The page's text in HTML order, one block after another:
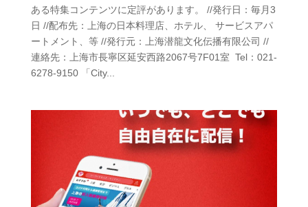
ある特集コンテンツに定評があります。 //発行日：毎月3
日 //配布先：上海の日本料理店、ホテル、 サービスアパ
ートメント、等 //発行元：上海潜龍文化伝播有限公司 //
連絡先：上海市長寧区延安西路2067号7F01室 Tel：021-
6278-9150 「City...